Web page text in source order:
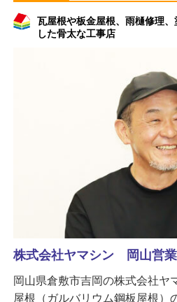
瓦屋根や板金屋根、雨樋修理
した骨太な工事店
株式会社ヤマシン 岡山営
岡山県倉敷市吉岡の株式会社ヤ
屋根（ガルバリウム鋼板屋根）